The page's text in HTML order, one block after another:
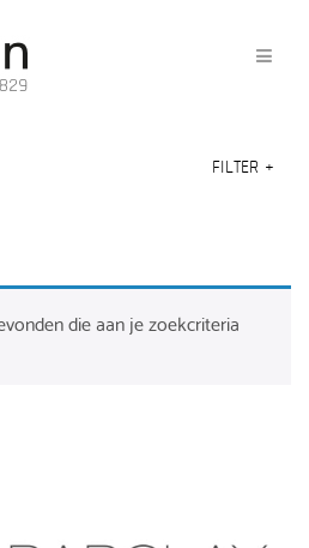
FILTER +
die aan je zoekcriteria